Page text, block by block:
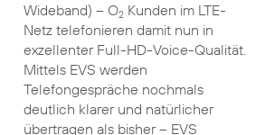
Wideband) – O2Kunden im LTE-
Netz telefonieren damit nun in
exzellenter Full-HD-Voice-Qualität.
Mittels EVS werden
Telefongespräche nochmals
deutlich klarer und natürlicher
übertragen als bisher – EVS